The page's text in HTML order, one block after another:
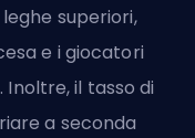
superiori,
e i giocatori
il tasso di
a seconda